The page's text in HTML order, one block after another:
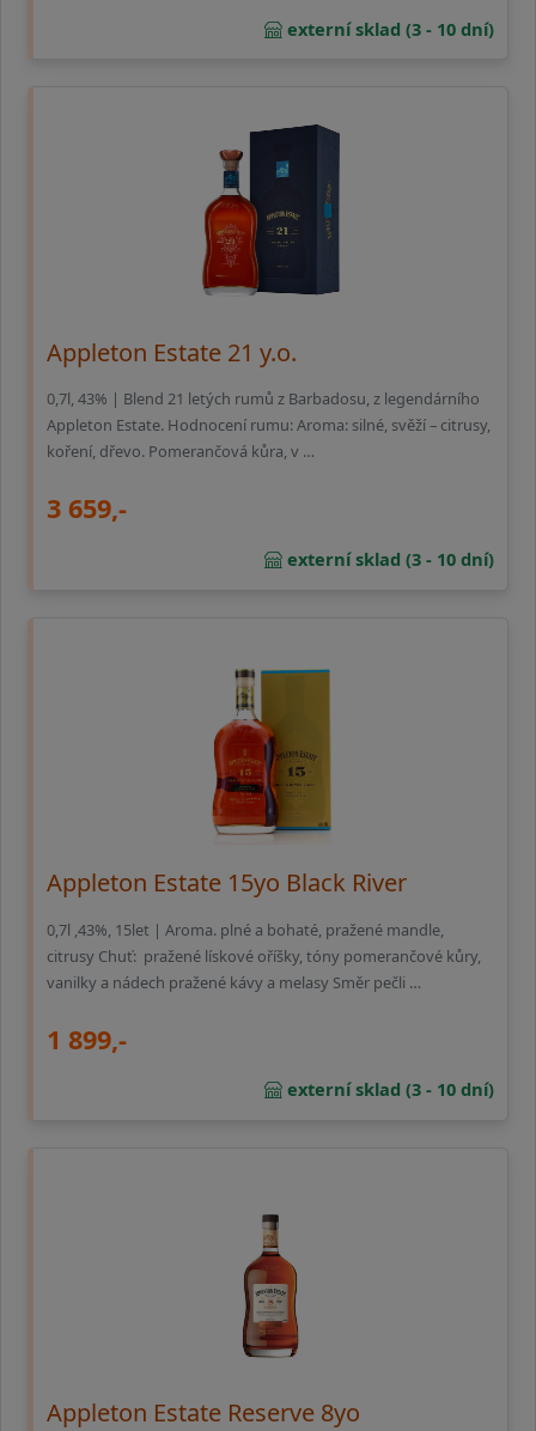
externí sklad (3 - 10 dní)
Appleton Estate 21 y.o.
0,7l, 43% | Blend 21 letých rumů z Barbadosu, z legendárního
Appleton Estate. Hodnocení rumu: Aroma: silné, svěží – citrusy,
koření, dřevo. Pomerančová kůra, v …
3 659,-
externí sklad (3 - 10 dní)
Appleton Estate 15yo Black River
0,7l ,43%, 15let | Aroma. plné a bohaté, pražené mandle,
citrusy Chuť: pražené lískové oříšky, tóny pomerančové kůry,
vanilky a nádech pražené kávy a melasy Směr pečli …
1 899,-
externí sklad (3 - 10 dní)
Appleton Estate Reserve 8yo